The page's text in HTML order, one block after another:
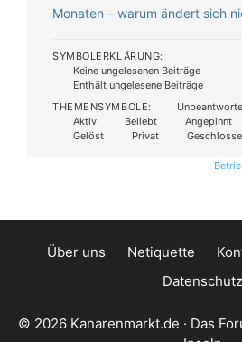
Monaten – warum ändert sich
SYMBOLERKLÄRUNG:
Keine ungelesenen Beiträge
Enthält ungelesene Beiträge
THEMENSYMBOLE:
Aktiv
Beliebt Angepinnt
Gelöst
Privat
Über uns Netiquette
Datenschutz
© 2026 Kanarenmarkt.de · Das